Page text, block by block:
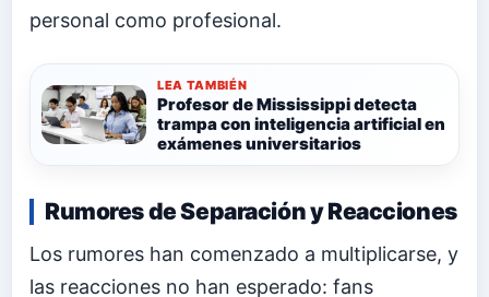
personal como profesional.
LEA TAMBIÉN
Profesor de Mississippi detecta
trampa con inteligencia artificial en
exámenes universitarios
Rumores de Separación y Reacciones
Los rumores han comenzado a multiplicarse, y
las reacciones no han esperado: fans